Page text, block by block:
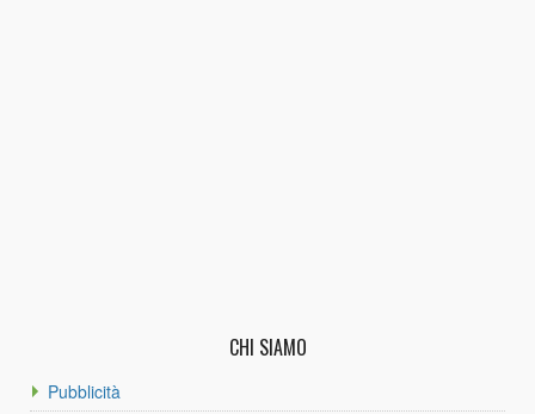
CHI SIAMO
Pubblicità